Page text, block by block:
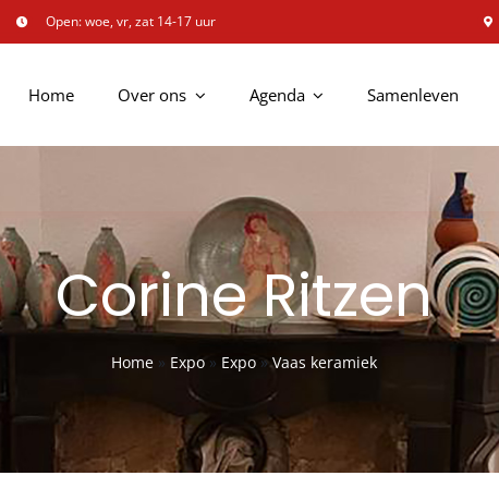
Open: woe, vr, zat 14-17 uur
Home Over ons Agenda Samenleven
Corine Ritzen
Home » Expo » Expo »Vaas keramiek